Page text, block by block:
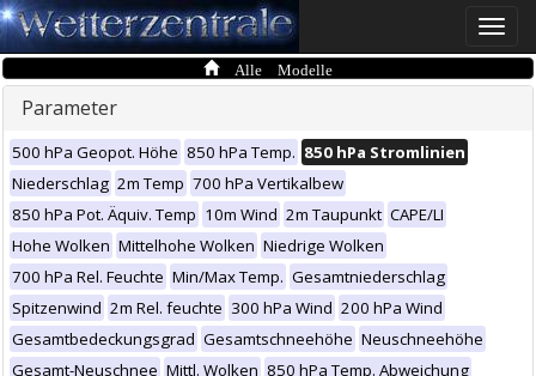
Toggle
Alle Modelle
Parameter
500 hPa Geopot. Höhe 850 hPa Temp. 850 hPa Stromlinien
Niederschlag 2m Temp 700 hPa Vertikalbew
850 hPa Pot. Äquiv. Temp 10m Wind 2m Taupunkt CAPE/LI
Hohe Wolken Mittelhohe Wolken Niedrige Wolken
700 hPa Rel. Feuchte Min/Max Temp. Gesamtniederschlag
Spitzenwind 2m Rel. feuchte 300 hPa Wind 200 hPa Wind
Gesamtbedeckungsgrad Gesamtschneehöhe Neuschneehöhe
Gesamt-Neuschnee Mittl. Wolken 850 hPa Temp. Abweichung